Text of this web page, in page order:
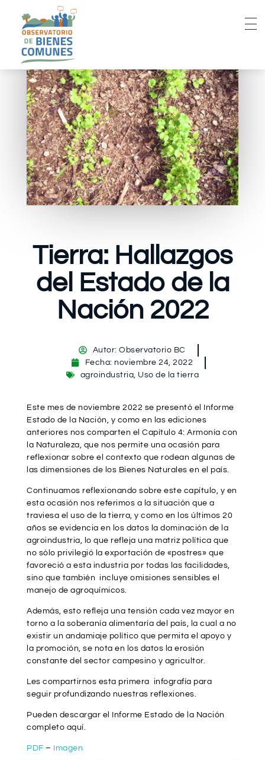
Tierra: Hallazgos
del Estado de la
Nación 2022
Autor: Observatorio BC
Fecha: noviembre 24, 2022
agroindustria Uso de la tierra
Este mes de noviembre 2022 se presentó el Informe
Estado de la Nación, y como en las ediciones
anteriores nos comparten el Capítulo 4: Armonía con
la Naturaleza, que nos permite una ocasión para
reflexionar sobre el contexto que rodean algunas de
las dimensiones de los Bienes Naturales en el país.
Continuamos reflexionando sobre este capítulo, y en
esta ocasión nos referimos a la situación que a
traviesa el uso de la tierra, y como en los últimos 20
años se evidencia en los datos la dominación de la
agroindustria, lo que refleja una matriz política que
no sólo privilegió la exportación de «postres» que
favoreció a esta industria por todas las facilidades,
sino que también incluye omisiones sensibles el
manejo de agroquímicos.
Además, esto refleja una tensión cada vez mayor en
torno a la soberanía alimentaría del país, la cual a no
existir un andamiaje político que permita el apoyo y
la promoción, se nota en los datos la erosión
constante del sector campesino y agricultor.
Les compartirnos esta primera infografía para
seguir profundizando nuestras reflexiones.
Pueden descargar el Informe Estado de la Nación
completo aquí.
PDF – Imagen